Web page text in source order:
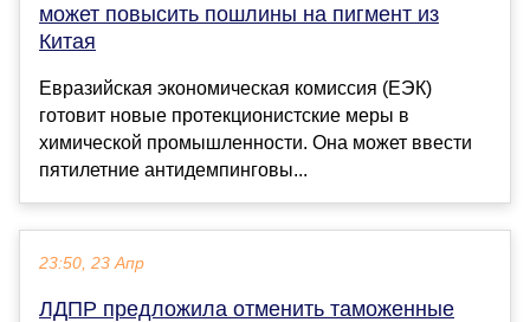
может повысить пошлины на пигмент из
Китая
Евразийская экономическая комиссия (ЕЭК)
готовит новые протекционистские меры в
химической промышленности. Она может ввести
пятилетние антидемпинговы...
23:50, 23 Апр
ЛДПР предложила отменить таможенные